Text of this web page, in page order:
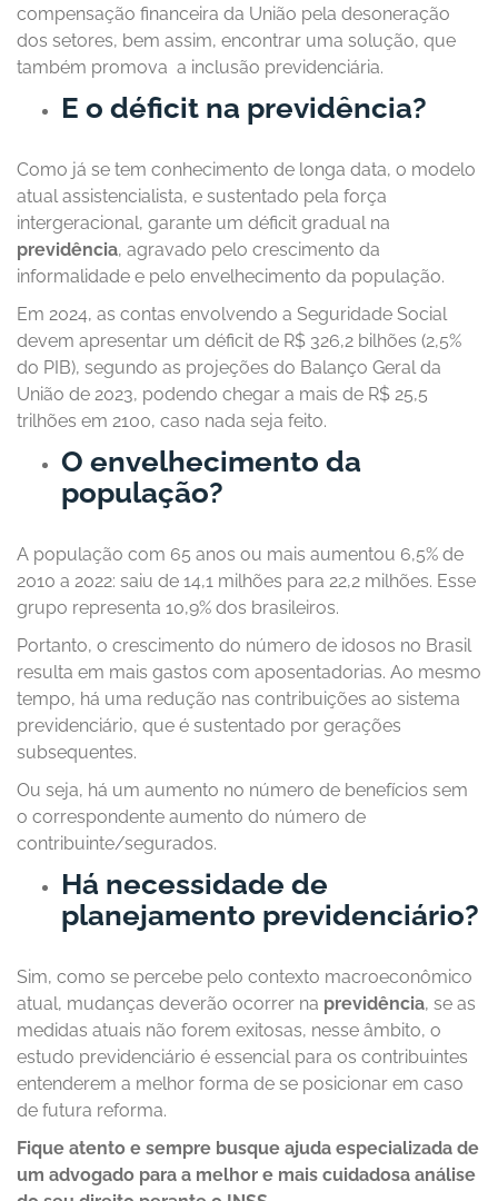
compensação financeira da União pela desoneração
dos setores, bem assim, encontrar uma solução, que
também promova a inclusão previdenciária.
E o déficit na previdência?
Como já se tem conhecimento de longa data, o modelo
atual assistencialista, e sustentado pela força
intergeracional, garante um déficit gradual na
previdência, agravado pelo crescimento da
informalidade e pelo envelhecimento da população.
Em 2024, as contas envolvendo a Seguridade Social
devem apresentar um déficit de R$ 326,2 bilhões (2,5%
do PIB), segundo as projeções do Balanço Geral da
União de 2023, podendo chegar a mais de R$ 25,5
trilhões em 2100, caso nada seja feito.
O envelhecimento da
população?
A população com 65 anos ou mais aumentou 6,5% de
2010 a 2022: saiu de 14,1 milhões para 22,2 milhões. Esse
grupo representa 10,9% dos brasileiros.
Portanto, o crescimento do número de idosos no Brasil
resulta em mais gastos com aposentadorias. Ao mesmo
tempo, há uma redução nas contribuições ao sistema
previdenciário, que é sustentado por gerações
subsequentes.
Ou seja, há um aumento no número de benefícios sem
o correspondente aumento do número de
contribuinte/segurados.
Há necessidade de
planejamento previdenciário?
Sim, como se percebe pelo contexto macroeconômico
atual, mudanças deverão ocorrer na previdência, se as
medidas atuais não forem exitosas, nesse âmbito, o
estudo previdenciário é essencial para os contribuintes
entenderem a melhor forma de se posicionar em caso
de futura reforma.
Fique atento e sempre busque ajuda especializada de
um advogado para a melhor e mais cuidadosa análise